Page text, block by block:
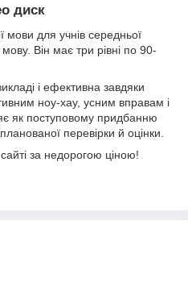
диск
мови для учнів середньої
Він має три рівні по 90-
і ефективна завдяки
ноу-хау, усним вправам і
як поступовому придбанню
перевірки й оцінки.
за недорогою ціною!